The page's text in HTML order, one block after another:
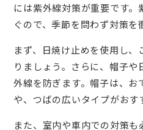
には紫外線対策が重要です
ぐので、季節を問わず対策を
まず、日焼け止めを使用し
りましょう。さらに、帽子
外線を防ぎます。帽子は、お
や、つばの広いタイプがおす
また、室内や車内での対策